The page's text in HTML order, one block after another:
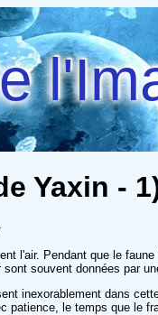
Yaxin -
l'air. Pendant que le
souvent données par
inexorablement dans
le temps que le